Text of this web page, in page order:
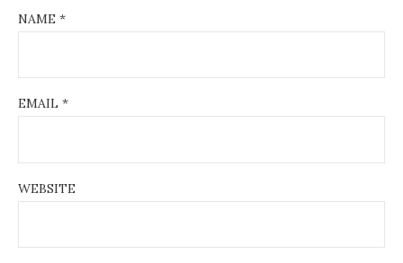
NAME *
EMAIL *
WEBSITE